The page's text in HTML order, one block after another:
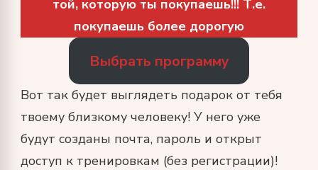
той, которую ты покупаешь!!! Т.е.
покупаешь более дорогую
Выбрать программу
Вот так будет выглядеть подарок от тебя
твоему близкому человеку! У него уже
будут созданы почта, пароль и открыт
доступ к тренировкам (без регистрации)!